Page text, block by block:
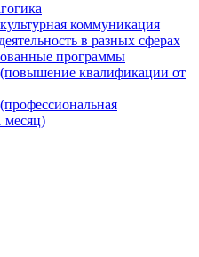
коммуникация
в разных сферах
программы
квалификации от
месяц)